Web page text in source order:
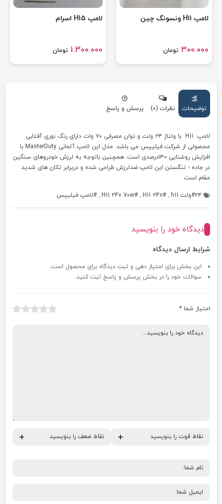
لامپ H11 ونسونگ چین
تومان300.000
لامپ H15 اسرام
تومان1.300.000
توضیحات نظرات (0) پرسش و پاسخ
لامپ H11 با ولتاژ ۲۴ ولت و توان مصرفی ۷۰ وات دارای رنگ نوری آفتابی
محصولی از شرکت فیلیپس می باشد. مدل این لامپ آلمانی MasterDuty با
افزایش روشنایی ۱۳۰درصدی است. همچنین باتوجه به لرزش خودروهای سنگین
در جاده ؛ تنگستن این لامپ ضدلرزش طراحی شده و دربرابر تکان های شدید
مقام است.
۲۴ولت h11 ,
H11 24v
,
H11 24v 70w
, لامپ فیلیپس
دیدگاه خود را بنویسید
شرایط ارسال دیدگاه
این بخش برای امتیاز دهی و ثبت دیدگاه برای محصول است.
سوالات خود را در بخش پرسش و پاسخ ثبت کنید.
امتیاز شما*